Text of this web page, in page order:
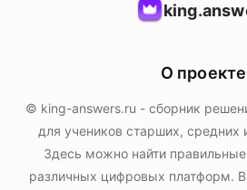
О проекте
© king-answers.ru - сборник
для учеников старших, средних
Здесь можно найти
различных цифровых платформ.